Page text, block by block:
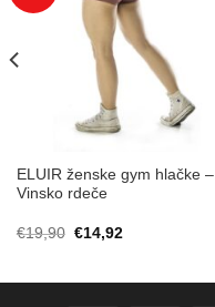
ELUIR ženske gym hlačke –
Vinsko rdeče
€19,90 Izvirna
cena
€14,92Trenutna